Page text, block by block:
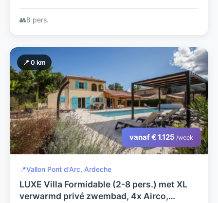
l'Ardèche-Vallon Pont d'Arc
👥8 pers.
📍 0 km
vanaf € 1.125 /week
📍Vallon Pont d'Arc, Ardeche
LUXE Villa Formidable (2-8 pers.) met XL
verwarmd privé zwembad, 4x Airco,